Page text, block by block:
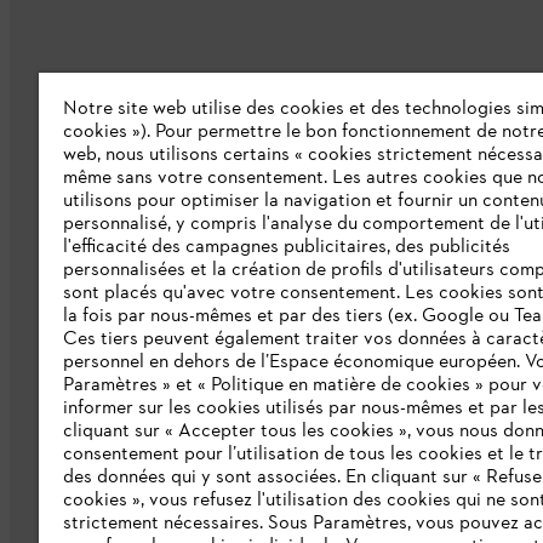
L'Entreprise
Qui sommes-nous ?
Presse
Emploi
Ligne Intégrité STIHL
Développement durable
Catalogue
Notre site web utilise des cookies et des technologies
cookies »). Pour permettre le bon fonctionnement de
web, nous utilisons certains « cookies strictement
même sans votre consentement. Les autres cookies que
utilisons pour optimiser la navigation et fournir un
personnalisé, y compris l'analyse du comportement de
l'efficacité des campagnes publicitaires, des publicités
personnalisées et la création de profils d'utilisateurs
sont placés qu'avec votre consentement. Les cookies
la fois par nous-mêmes et par des tiers (ex. Google ou
Ces tiers peuvent également traiter vos données à
personnel en dehors de l’Espace économique européen.
Paramètres » et « Politique en matière de cookies » pour
informer sur les cookies utilisés par nous-mêmes et par
cliquant sur « Accepter tous les cookies », vous nous
consentement pour l’utilisation de tous les cookies et le
des données qui y sont associées. En cliquant sur «
cookies », vous refusez l'utilisation des cookies qui ne
strictement nécessaires. Sous Paramètres, vous pouvez